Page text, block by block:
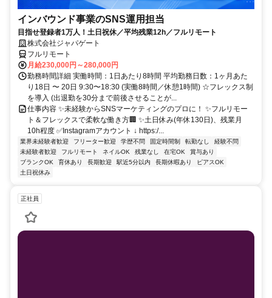
インバウンド事業のSNS運用担当
目指せ登録者1万人！土日祝休／平均残業12h／フルリモート
株式会社ジャパゲート
フルリモート
月給230,000円～280,000円
勤務時間詳細 実働時間：1日あたり8時間 平均勤務日数：1ヶ月あた
り18日 〜 20日 9:30〜18:30 (実働8時間／休憩1時間) ☆フレックス制
を導入 (出退勤を30分まで前後させることが...
仕事内容 ✨未経験からSNSマーケティングのプロに！ ✨フルリモー
ト＆フレックスで柔軟な働き方🏢 ✨土日休み(年休130日)、残業月
10h程度 ✅Instagramアカウント ↓ https:/...
業界未経験者歓迎 フリーター歓迎 学歴不問 固定時間制 転勤なし
経験不問
未経験者歓迎
フルリモート ネイルOK 残業なし 在宅OK
賞与あり
ブランクOK
育休あり 長期歓迎 駅近5分以内 長期休暇あり
ピアスOK
土日祝休み
正社員